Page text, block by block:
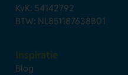
KvK: 54142792
BTW: NL851187638B01
Inspiratie
Blog